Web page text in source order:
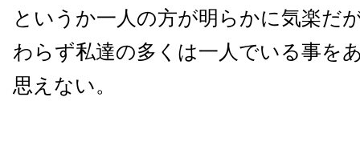
というか一人の方が明らかに気楽だ
わらず私達の多くは一人でいる事を
思えない。